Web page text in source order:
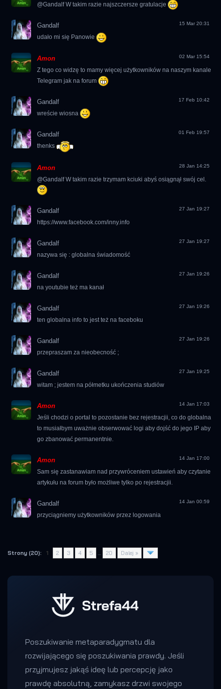
@Gandalf W takim razie najszczersze gratulacje
Gandalf
udało mi się Panowie
15 Mar 20:31
Amon
Z tego co widzę to mamy więcej użytkowników na naszym kanale
Telegram jak na forum
02 Mar 15:54
Gandalf
wreście wiosna
17 Feb 10:42
Gandalf
thenks
01 Feb 19:57
Amon
@Gandalf W takim razie trzymam kciuki abyś osiągnął swój cel.
28 Jan 14:25
Gandalf
https://www.facebook.com/inny.info
27 Jan 19:27
Gandalf
nazywa się : globalna świadomość
27 Jan 19:27
Gandalf
na youtubie też ma kanał
27 Jan 19:26
Gandalf
ten globalna info to jest też na faceboku
27 Jan 19:26
Gandalf
przepraszam za nieobecność ;
27 Jan 19:26
Gandalf
witam ; jestem na półmetku ukończenia studiów
27 Jan 19:25
Amon
Jeśli chodzi o portal to pozostanie bez rejestracjii, co do globalna
to musiałbym uważnie obserwować logi aby dojść do jego IP aby
go zbanować permanentnie.
14 Jan 17:03
Amon
Sam się zastanawiam nad przywróceniem ustawień aby czytanie
artykułu na forum było możliwe tylko po rejestracjii.
14 Jan 17:00
Gandalf
przyciągniemy użytkowników przez logowania
14 Jan 00:59
Strony (20): 1 2 3 4 5 … 20 Dalej »
Poszukiwanie metaparadygmatu dla
rozwijającego się poszukiwania prawdy. Jeśli
przyjmujesz jakąś ideę lub percepcję jako
prawdę absolutną, zamykasz drzwi swojego